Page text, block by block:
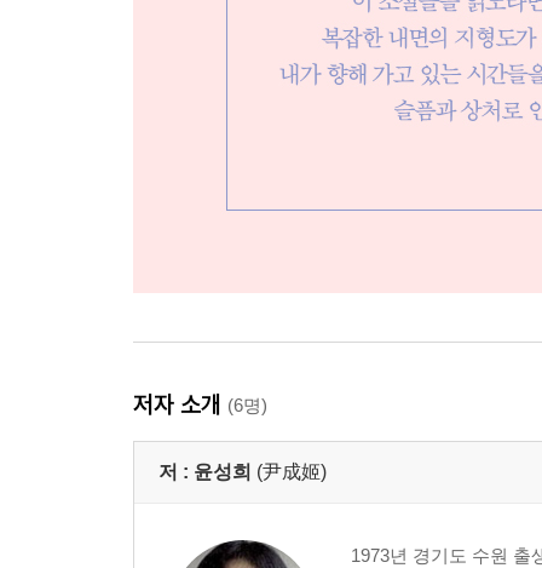
저자 소개 (6명)
저 : 윤성희 (尹成姬)
1973년 경기도 수원 출